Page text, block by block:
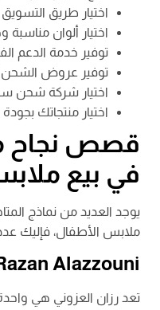
اختيار طريق التسويق
اختيار ألوان
توفير خدمة الدعم
توفير عروض الشحن
اختيار شركة شحن
اختيار منتجاتك بجودة
قصص نجاح
في بيع
يوجد العديد من نماذج
ملابس الأطفال، فإليك
Alazzouni
تعد رزان العزوني هي